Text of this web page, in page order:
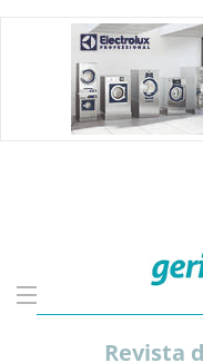
Revista